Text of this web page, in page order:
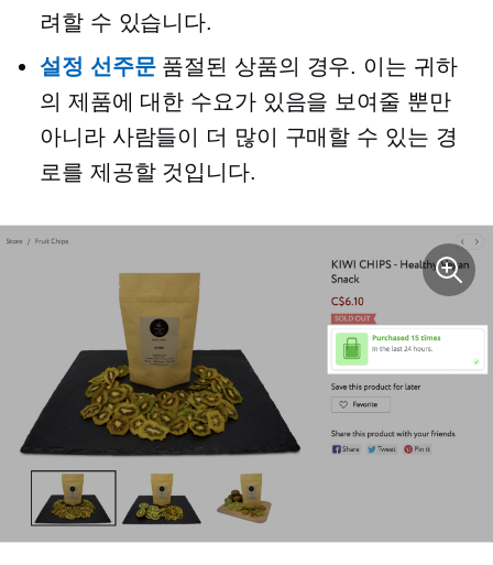
려할 수 있습니다.
설정 선주문품절된 상품의 경우. 이는 귀하
의 제품에 대한 수요가 있음을 보여줄 뿐만
아니라 사람들이 더 많이 구매할 수 있는 경
로를 제공할 것입니다.